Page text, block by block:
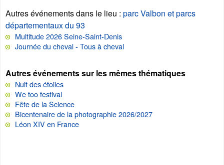
Autres événements dans le lieu : parc Valbon et parcs
départementaux du 93
Multitude 2026 Seine-Saint-Denis
Journée du cheval - Tous à cheval
Autres événements sur les mêmes thématiques
Nuit des étoiles
We too festival
Fête de la Science
Bicentenaire de la photographie 2026/2027
Léon XIV en France